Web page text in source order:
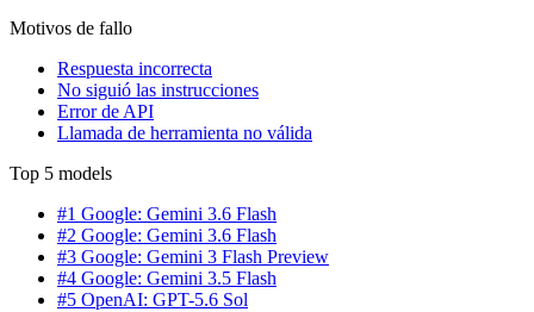
Motivos de fallo
Respuesta incorrecta
No siguió las instrucciones
Error de API
Llamada de herramienta no válida
Top 5 models
#1 Google: Gemini 3.6 Flash
#2 Google: Gemini 3.6 Flash
#3 Google: Gemini 3 Flash Preview
#4 Google: Gemini 3.5 Flash
#5 OpenAI: GPT-5.6 Sol